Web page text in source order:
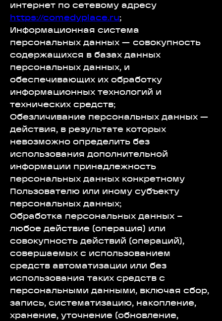
интернет по сетевому адресу
https://comedyplace.ru;
Информационная система
персональных данных — совокупность
содержащихся в базах данных
персональных данных, и
обеспечивающих их обработку
информационных технологий и
технических средств;
Обезличивание персональных данных —
действия, в результате которых
невозможно определить без
использования дополнительной
информации принадлежность
персональных данных конкретному
Пользователю или иному субъекту
персональных данных;
Обработка персональных данных –
любое действие (операция) или
совокупность действий (операций),
совершаемых с использованием
средств автоматизации или без
использования таких средств с
персональными данными, включая сбор,
запись, систематизацию, накопление,
хранение, уточнение (обновление,